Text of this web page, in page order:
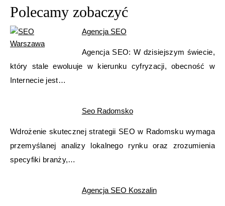
Polecamy zobaczyć
Agencja SEO
Agencja SEO: W dzisiejszym świecie,
który stale ewoluuje w kierunku cyfryzacji, obecność w
Internecie jest…
Seo Radomsko
Wdrożenie skutecznej strategii SEO w Radomsku wymaga
przemyślanej analizy lokalnego rynku oraz zrozumienia
specyfiki branży,…
Agencja SEO Koszalin